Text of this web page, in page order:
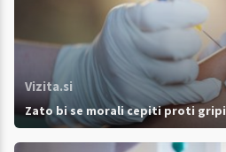
Vizita.si
Zato bi se morali cepiti proti gripi